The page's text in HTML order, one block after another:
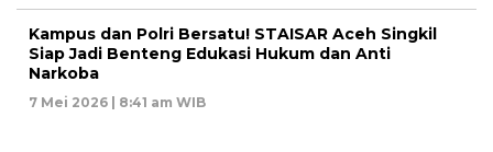
Kampus dan Polri Bersatu! STAISAR Aceh Singkil
Siap Jadi Benteng Edukasi Hukum dan Anti
Narkoba
7 Mei 2026 | 8:41 am WIB